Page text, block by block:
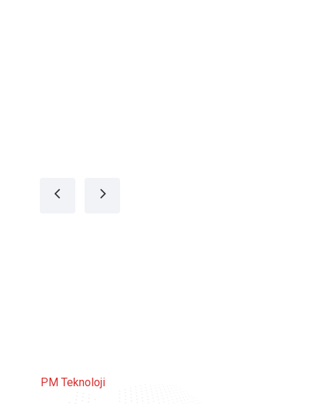
PM Teknoloji